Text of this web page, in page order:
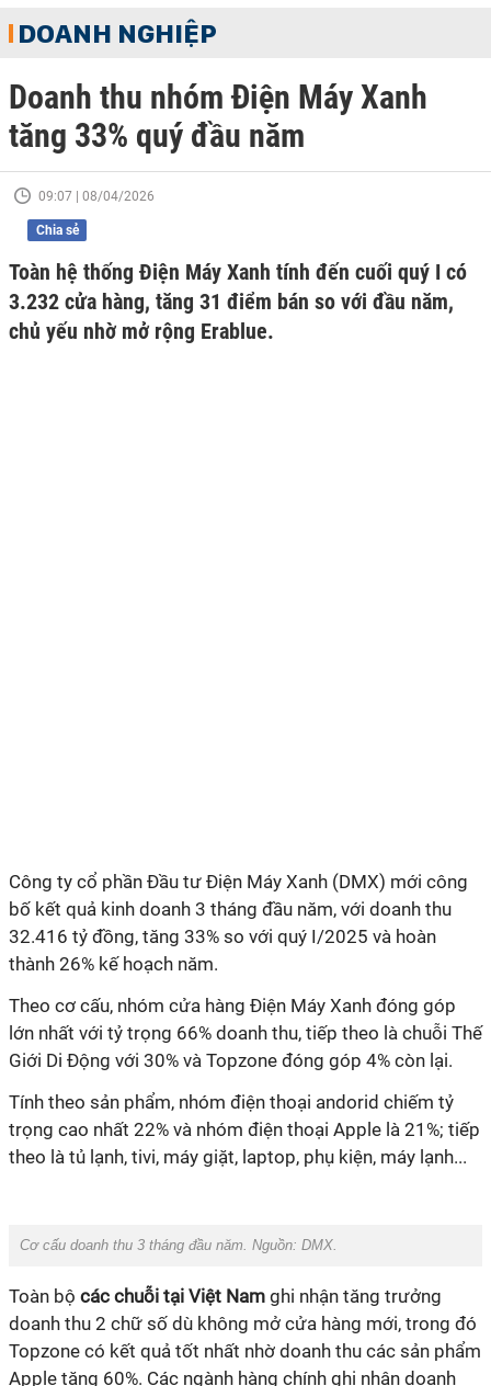
DOANH NGHIỆP
Doanh thu nhóm Điện Máy Xanh
tăng 33% quý đầu năm
09:07 | 08/04/2026
Chia sẻ
Toàn hệ thống Điện Máy Xanh tính đến cuối quý I có
3.232 cửa hàng, tăng 31 điểm bán so với đầu năm,
chủ yếu nhờ mở rộng Erablue.
Công ty cổ phần Đầu tư Điện Máy Xanh (DMX) mới công
bố kết quả kinh doanh 3 tháng đầu năm, với doanh thu
32.416 tỷ đồng, tăng 33% so với quý I/2025 và hoàn
thành 26% kế hoạch năm.
Theo cơ cấu, nhóm cửa hàng Điện Máy Xanh đóng góp
lớn nhất với tỷ trọng 66% doanh thu, tiếp theo là chuỗi Thế
Giới Di Động với 30% và Topzone đóng góp 4% còn lại.
Tính theo sản phẩm, nhóm điện thoại andorid chiếm tỷ
trọng cao nhất 22% và nhóm điện thoại Apple là 21%; tiếp
theo là tủ lạnh, tivi, máy giặt, laptop, phụ kiện, máy lạnh...
Cơ cấu doanh thu 3 tháng đầu năm. Nguồn: DMX.
Toàn bộ các chuỗi tại Việt Nam ghi nhận tăng trưởng
doanh thu 2 chữ số dù không mở cửa hàng mới, trong đó
Topzone có kết quả tốt nhất nhờ doanh thu các sản phẩm
Apple tăng 60%. Các ngành hàng chính ghi nhận doanh